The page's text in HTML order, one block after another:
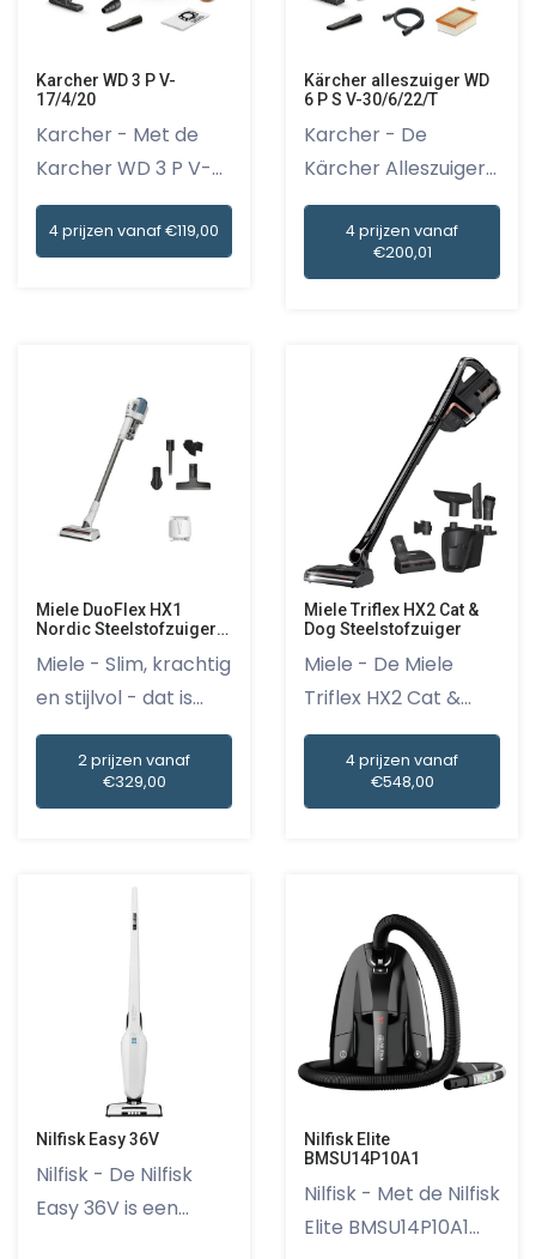
Karcher WD 3 P V-
17/4/20
Karcher - Met de
Karcher WD 3 P V-
17/4/20 s...
4 prijzen vanaf €119,00
Kärcher alleszuiger WD
6 P S V-30/6/22/T
Karcher - De
Kärcher Alleszuiger
WD 6 P S V...
4 prijzen vanaf
€200,01
Miele DuoFlex HX1
Nordic Steelstofzuiger
Miele - Slim, krachtig
en stijlvol - dat is...
2 prijzen vanaf
€329,00
Miele Triflex HX2 Cat &
Dog Steelstofzuiger
Miele - De Miele
Triflex HX2 Cat &
Dog Stee...
4 prijzen vanaf
€548,00
Nilfisk Easy 36V
Nilfisk - De Nilfisk
Easy 36V is een
Nilfisk Elite
BMSU14P10A1
Nilfisk - Met de Nilfisk
Elite BMSU14P10A1...